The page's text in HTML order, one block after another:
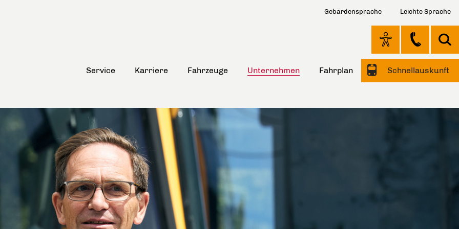
Gebärdensprache Leichte Sprache
Service Karriere Fahrzeuge Unternehmen Fahrplan Schnellauskunft